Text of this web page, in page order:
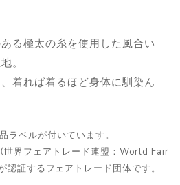
る極太の糸を使用した風合い
。
着れば着るほど身体に馴染ん
ラベルが付いています。
世界フェアトレード連盟：World Fair
証するフェアトレード団体です。